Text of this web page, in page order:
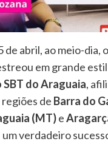
de abril, ao meio-dia,
em grande
SBT do Araguaia,
de Barra do
(MT)e
um verdadeiro